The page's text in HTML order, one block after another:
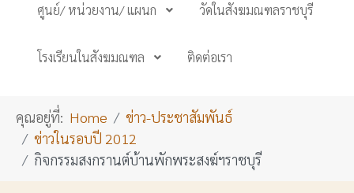
ศูนย์/ หน่วยงาน/ แผนก วัดในสังฆมณฑลราชบุรี
โรงเรียนในสังฆมณฑล ติดต่อเรา
คุณอยู่ที่: Home
ข่าว-ประชาสัมพันธ์
ข่าวในรอบปี 2012
กิจกรรมสงกรานต์บ้านพักพระสงฆ์ฯราชบุรี